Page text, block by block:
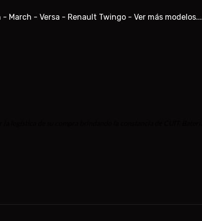
- March - Versa - Renault Twingo - Ver más modelos...